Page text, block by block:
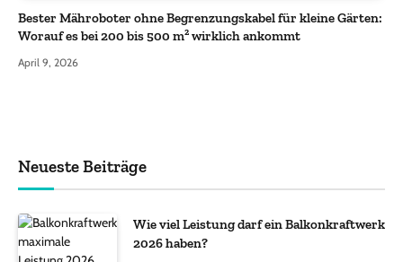
Bester Mähroboter ohne Begrenzungskabel für kleine Gärten:
Worauf es bei 200 bis 500 m² wirklich ankommt
April 9, 2026
Neueste Beiträge
Wie viel Leistung darf ein Balkonkraftwerk
2026 haben?